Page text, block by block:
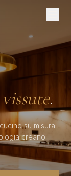
.
su misura
creano